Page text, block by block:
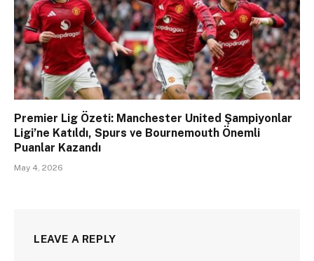
Premier Lig Özeti: Manchester United Şampiyonlar
Ligi’ne Katıldı, Spurs ve Bournemouth Önemli
Puanlar Kazandı
May 4, 2026
LEAVE A REPLY